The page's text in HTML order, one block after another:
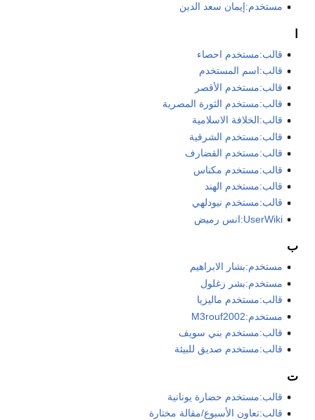
مستخدم:إيمان سعد الدين
قالب:مستخدم احصاء
قالب:اسم المستخدم
قالب:مستخدم الأقصر
قالب:مستخدم الثورة المصرية
قالب:الخلافة الاسلامية
قالب:مستخدم الشرقية
قالب:مستخدم القضارف
قالب:مستخدم مكناس
قالب:مستخدم الهند
قالب:مستخدم نيودلهي
UserWiki:انس رميض
ب
مستخدم:بشار الابراهيم
مستخدم:بشر زغلول
قالب:مستخدم ماليزيا
مستخدم:M3rouf2002
قالب:مستخدم بني سويف
قالب:مستخدم صديق للبيئة
ت
قالب:مستخدم حضارة يونانية
قالب:تعاون الأسبوع/مقالة مختارة